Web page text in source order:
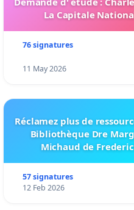
La Capitale
76 signatures
11 May 2026
Réclamez plus de
Bibliothèque Dre
Michaud de
57 signatures
12 Feb 2026